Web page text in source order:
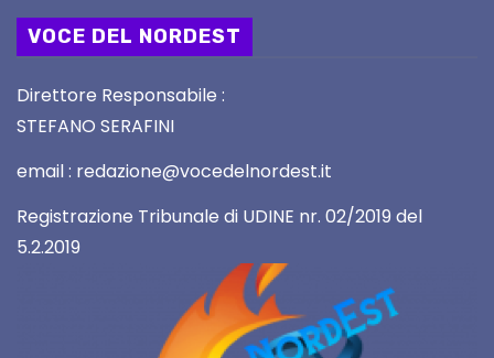
VOCE DEL NORDEST
Direttore Responsabile :
STEFANO SERAFINI
email : redazione@vocedelnordest.it
Registrazione Tribunale di UDINE nr. 02/2019 del
5.2.2019